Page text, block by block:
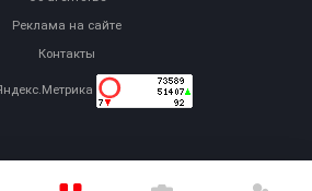
Реклама на сайте
Контакты